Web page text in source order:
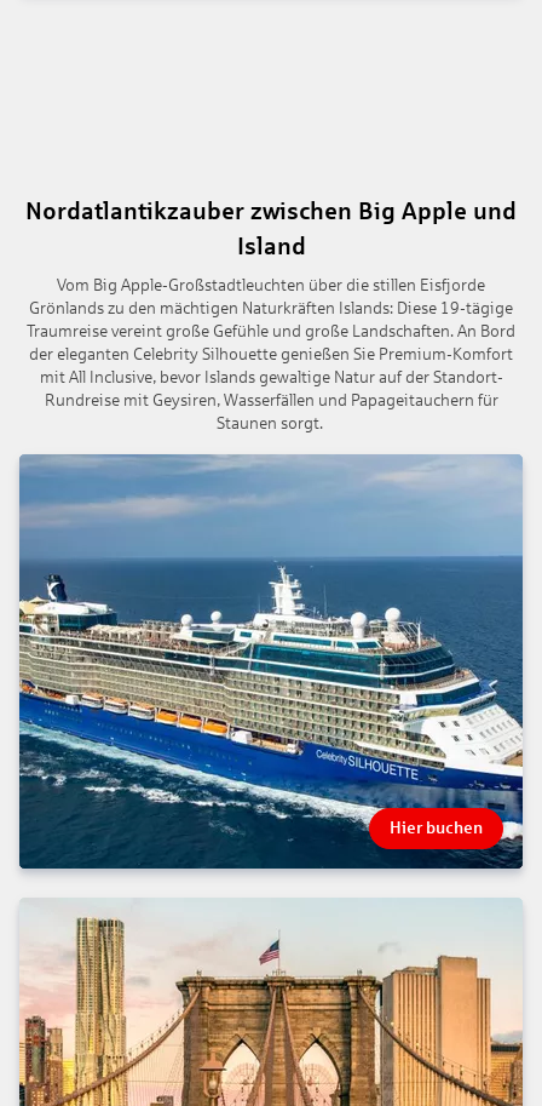
Nordatlantikzauber zwischen Big Apple und
Island
Vom Big Apple-Großstadtleuchten über die stillen Eisfjorde
Grönlands zu den mächtigen Naturkräften Islands: Diese 19-tägige
Traumreise vereint große Gefühle und große Landschaften. An Bord
der eleganten Celebrity Silhouette genießen Sie Premium-Komfort
mit All Inclusive, bevor Islands gewaltige Natur auf der Standort-
Rundreise mit Geysiren, Wasserfällen und Papageitauchern für
Staunen sorgt.
Hier buchen